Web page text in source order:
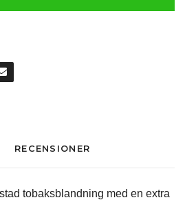
RECENSIONER
tobaksblandning med en extra